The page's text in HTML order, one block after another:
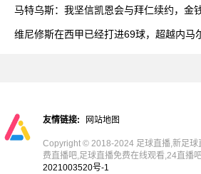
马特乌斯：我坚信凯恩会与拜仁续约，金
维尼修斯在西甲已经打进69球，超越内马
友情链接: 网站地图
Copyright © 2018-2024 足球直播,新足球
费直播吧,足球直播免费在线观看,24直播
2021003520号-1